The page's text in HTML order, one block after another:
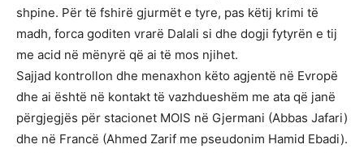
shpine. Për të fshirë gjurmët e tyre, pas këtij krimi të
madh, forca goditen vrarë Dalali si dhe dogji fytyrën e tij
me acid në mënyrë që ai të mos njihet.
Sajjad kontrollon dhe menaxhon këto agjentë në Evropë
dhe ai është në kontakt të vazhdueshëm me ata që janë
përgjegjës për stacionet MOIS në Gjermani (Abbas Jafari)
dhe në Francë (Ahmed Zarif me pseudonim Hamid Ebadi).